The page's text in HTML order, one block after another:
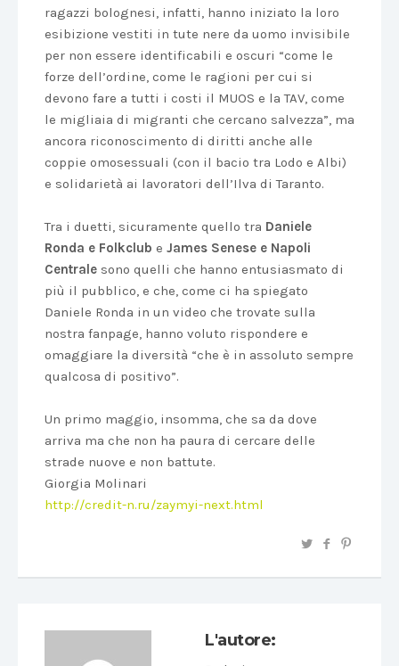
ragazzi bolognesi, infatti, hanno iniziato la loro
esibizione vestiti in tute nere da uomo invisibile
per non essere identificabili e oscuri “come le
forze dell’ordine, come le ragioni per cui si
devono fare a tutti i costi il MUOS e la TAV, come
le migliaia di migranti che cercano salvezza”, ma
ancora riconoscimento di diritti anche alle
coppie omosessuali (con il bacio tra Lodo e Albi)
e solidarietà ai lavoratori dell’Ilva di Taranto.
Tra i duetti, sicuramente quello tra Daniele
Ronda e Folkclub e James Senese e Napoli
Centrale sono quelli che hanno entusiasmato di
più il pubblico, e che, come ci ha spiegato
Daniele Ronda in un video che trovate sulla
nostra fanpage, hanno voluto rispondere e
omaggiare la diversità “che è in assoluto sempre
qualcosa di positivo”.
Un primo maggio, insomma, che sa da dove
arriva ma che non ha paura di cercare delle
strade nuove e non battute.
Giorgia Molinari
http://credit-n.ru/zaymyi-next.html
L'autore: